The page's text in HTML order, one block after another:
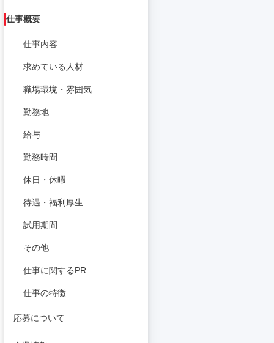
仕事概要
仕事内容
求めている人材
職場環境・雰囲気
勤務地
給与
勤務時間
休日・休暇
待遇・福利厚生
試用期間
その他
仕事に関するPR
仕事の特徴
応募について